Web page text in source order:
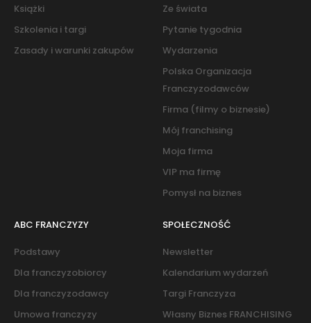
Książki
Szkolenia i targi
Zasady i warunki zakupów
Ze świata
Pytanie tygodnia
Wydarzenia
Polska Organizacja
Franczyzodawców
Firma (filmy o biznesie)
Mój franchising
Moja firma
VIP ma firmę
Pomysł na biznes
ABC FRANCZYZY
Podstawy
Dla franczyzobiorcy
Dla franczyzodawcy
Umowa franczyzy
SPOŁECZNOŚĆ
Newsletter
Kalendarium wydarzeń
Targi Franczyza
Własny Biznes FRANCHISING